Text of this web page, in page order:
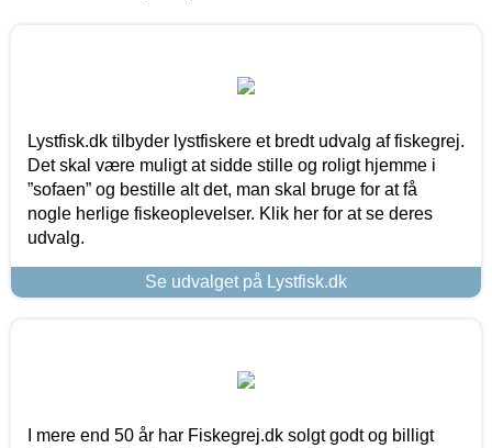
Lystfisk.dk tilbyder lystfiskere et bredt udvalg af fiskegrej.
Det skal være muligt at sidde stille og roligt hjemme i
”sofaen” og bestille alt det, man skal bruge for at få
nogle herlige fiskeoplevelser. Klik her for at se deres
udvalg.
Se udvalget på Lystfisk.dk
I mere end 50 år har Fiskegrej.dk solgt godt og billigt